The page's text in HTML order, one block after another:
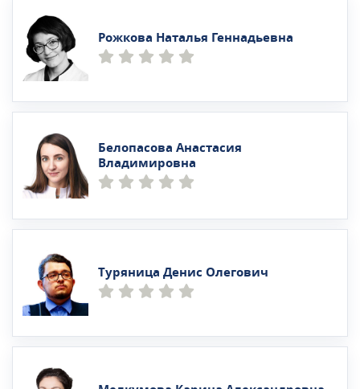
Рожкова Наталья Геннадьевна
Белопасова Анастасия
Владимировна
Туряница Денис Олегович